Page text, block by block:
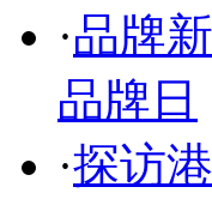
·品牌
品牌日
·探访